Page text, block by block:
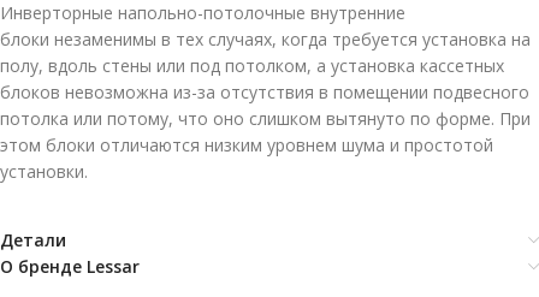
Инверторные напольно-потолочные внутренние
блоки незаменимы в тех случаях, когда требуется установка на
полу, вдоль стены или под потолком, а установка кассетных
блоков невозможна из-за отсутствия в помещении подвесного
потолка или потому, что оно слишком вытянуто по форме. При
этом блоки отличаются низким уровнем шума и простотой
установки.
Детали
О бренде Lessar